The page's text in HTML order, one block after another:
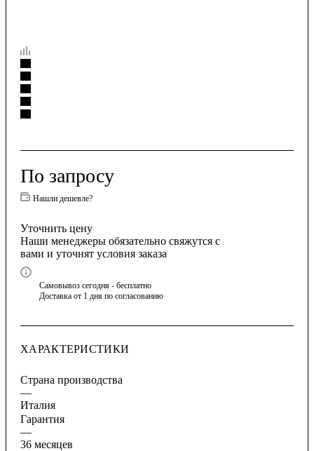
По запросу
Нашли дешевле?
Уточнить цену
Наши менеджеры обязательно свяжутся с
вами и уточнят условия заказа
Самовывоз сегодня - бесплатно
Доставка от 1 дня по согласованию
ХАРАКТЕРИСТИКИ
Страна производства
—
Италия
Гарантия
—
36 месяцев